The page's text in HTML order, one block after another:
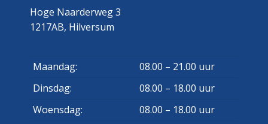
Hoge Naarderweg 3
1217AB, Hilversum
Maandag:
08.00 – 21.00 uur
Dinsdag:
08.00 – 18.00 uur
Woensdag:
08.00 – 18.00 uur